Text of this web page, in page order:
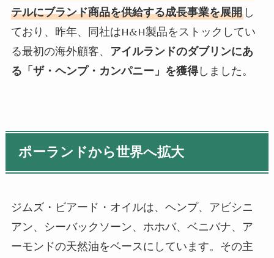
テルにブランド商品を供給する成長事業を展開し
ており、昨年、同社はH&H製品をストックしてい
る最初の海外顧客、 アイルランドのダブリンにあ
る「ザ・ヘンプ・カンパニー」を獲得しました。
ポーランドから世界へ拡大
ジムズ・ビアード・オイルは、ヘンプ、アビシニ
アン、シーバックソーン、ホホバ、ベニバナ、ア
ーモンドの天然油をベースにしています。その主